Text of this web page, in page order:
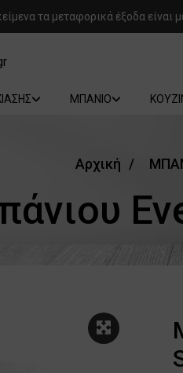
τα μεταφορικά έξοδα
ΜΠΑΝΙΟ
Αρχική